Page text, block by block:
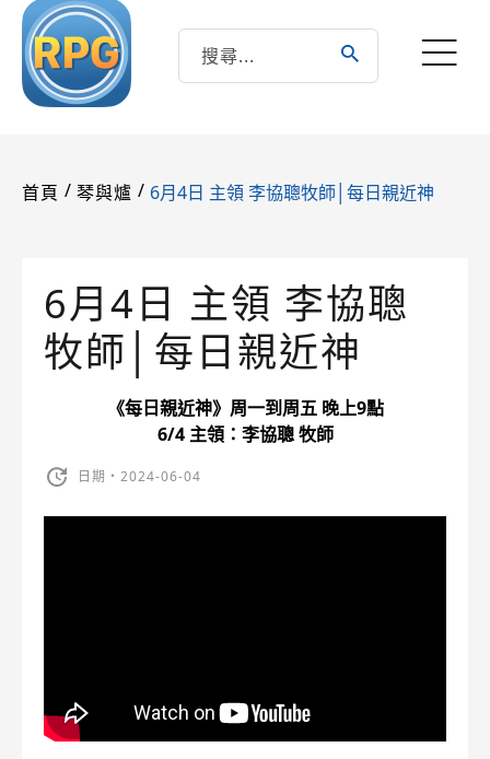
首頁 / 琴與爐 / 6月4日 主領 李協聰牧師│每日親近神
6月4日 主領 李協聰
牧師│每日親近神
《每日親近神》周一到周五 晚上9點
6/4 主領：李協聰 牧師
日期・2024-06-04